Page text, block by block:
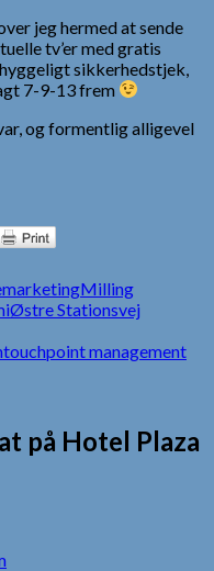
jeg hermed at sende
tv’er med gratis
sikkerhedstjek,
7-9-13 frem
og formentlig alligevel
marketingMilling
Østre Stationsvej
touchpoint management
på Hotel Plaza